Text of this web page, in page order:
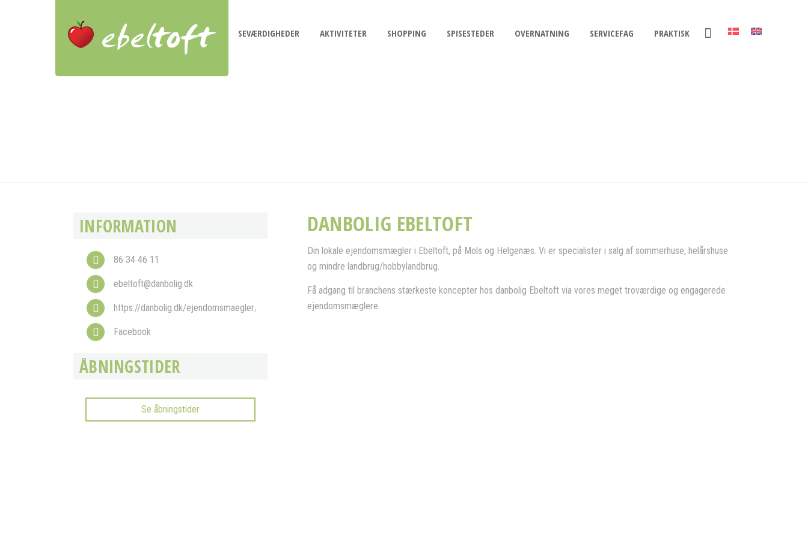
SEVÆRDIGHEDER AKTIVITETER SHOPPING SPISESTEDER OVERNATNING SERVICEFAG PRAKTISK
INFORMATION
86 34 46 11
ebeltoft@danbolig.dk
https://danbolig.dk/ejendomsmaegler/ebeltoft/
Facebook
ÅBNINGSTIDER
Se åbningstider
DANBOLIG EBELTOFT
Din lokale ejendomsmægler i Ebeltoft, på Mols og Helgenæs. Vi er specialister i salg af sommerhuse, helårshuse
og mindre landbrug/hobbylandbrug.
Få adgang til branchens stærkeste koncepter hos danbolig Ebeltoft via vores meget troværdige og engagerede
ejendomsmæglere.